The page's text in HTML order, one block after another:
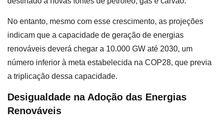
No entanto, mesmo com esse crescimento, as projeções
indicam que a capacidade de geração de energias
renováveis deverá chegar a 10.000 GW até 2030, um
número inferior à meta estabelecida na COP28, que previa
a triplicação dessa capacidade.
Desigualdade na Adoção das Energias
Renováveis